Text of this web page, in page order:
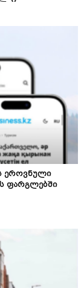
ეროვნული
ფარგლებში